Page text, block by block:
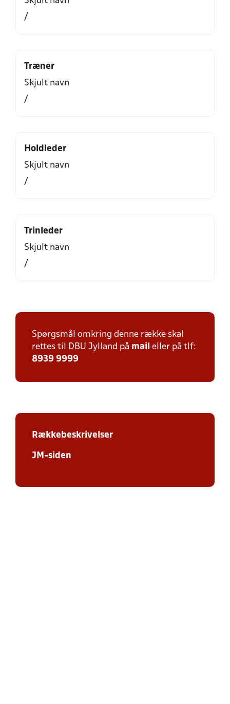
/
Træner
Skjult navn
/
Holdleder
Skjult navn
/
Trinleder
Skjult navn
/
Spørgsmål omkring denne række skal
rettes til DBU Jylland på mail eller på tlf:
8939 9999
Rækkebeskrivelser
JM-siden